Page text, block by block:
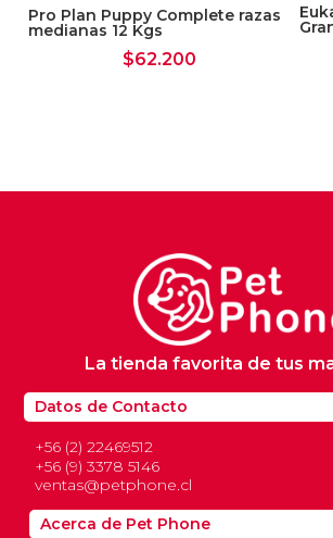
Pro Plan Puppy Complete razas
medianas 12 Kgs
$62.200
Datos de Contacto
+56 (2) 22469512
+56 (9) 3378 5146
ventas@petphone.cl
La tienda favorita de tus
Acerca de Pet Phone